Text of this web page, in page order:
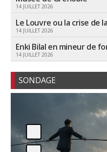
14 JUILLET 2026
Le Louvre ou la crise de
14 JUILLET 2026
Enki Bilal en mineur de
14 JUILLET 2026
SONDAGE